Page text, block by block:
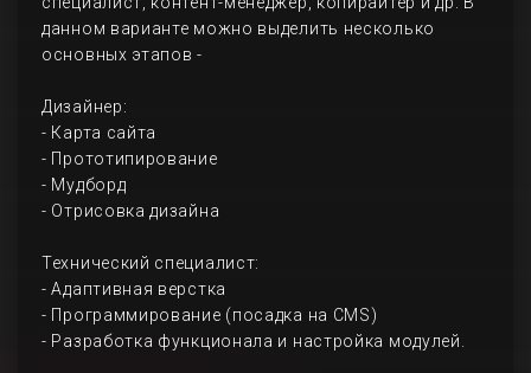
данном варианте можно выделить несколько
основных этапов -
Дизайнер:
- Карта сайта
- Прототипирование
- Мудборд
- Отрисовка дизайна
Технический специалист:
- Адаптивная верстка
- Программирование (посадка на CMS)
- Разработка функционала и настройка модулей.